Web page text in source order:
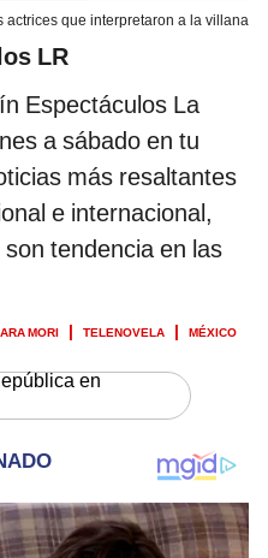
actrices que interpretaron a la villana
LR
Espectáculos La
a sábado en tu
más resaltantes
e internacional,
tendencia en las
MORI TELENOVELA MÉXICO
en